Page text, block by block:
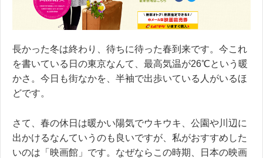
長かった冬は終わり、待ちに待った春到来です。今これ
を書いている日の東京なんて、最高気温が26℃という暖
かさ。今日も街なかを、半袖で出歩いている人がいるほ
どです。
さて、春の休日は暖かい陽気でウキウキ、公園や川辺に
出かけるなんていうのも良いですが、私がおすすめした
いのは「映画館」です。なぜならこの時期、日本の映画